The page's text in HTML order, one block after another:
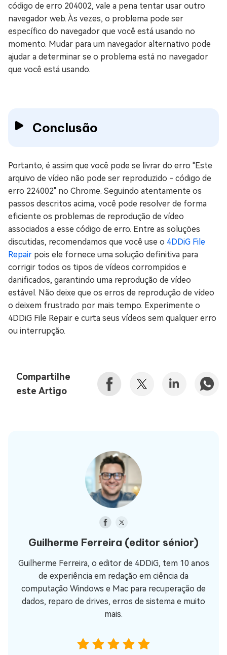
código de erro 204002, vale a pena tentar usar outro
navegador web. Às vezes, o problema pode ser
específico do navegador que você está usando no
momento. Mudar para um navegador alternativo pode
ajudar a determinar se o problema está no navegador
que você está usando.
Conclusão
Portanto, é assim que você pode se livrar do erro "Este
arquivo de vídeo não pode ser reproduzido - código de
erro 224002" no Chrome. Seguindo atentamente os
passos descritos acima, você pode resolver de forma
eficiente os problemas de reprodução de vídeo
associados a esse código de erro. Entre as soluções
discutidas, recomendamos que você use o 4DDiG File
Repair pois ele fornece uma solução definitiva para
corrigir todos os tipos de vídeos corrompidos e
danificados, garantindo uma reprodução de vídeo
estável. Não deixe que os erros de reprodução de vídeo
o deixem frustrado por mais tempo. Experimente o
4DDiG File Repair e curta seus vídeos sem qualquer erro
ou interrupção.
Compartilhe
este Artigo
Guilherme Ferreira (editor sénior)
Guilherme Ferreira, o editor de 4DDiG, tem 10 anos
de experiência em redação em ciência da
computação Windows e Mac para recuperação de
dados, reparo de drives, erros de sistema e muito
mais.